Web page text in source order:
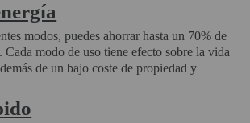
modos, puedes ahorrar hasta un 70% de
Cada modo de uso tiene efecto sobre la vida
de un bajo coste de propiedad y